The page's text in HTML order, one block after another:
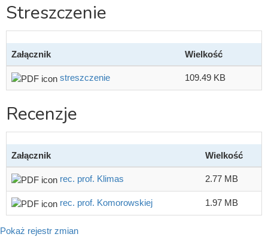
Streszczenie
Załącznik Wielkość
streszczenie 109.49 KB
Recenzje
Załącznik Wielkość
rec. prof. Klimas 2.77 MB
rec. prof. Komorowskiej 1.97 MB
Pokaż rejestr zmian